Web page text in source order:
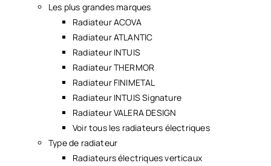
Les plus grandes marques
Radiateur ACOVA
Radiateur ATLANTIC
Radiateur INTUIS
Radiateur THERMOR
Radiateur FINIMETAL
Radiateur INTUIS Signature
Radiateur VALERA DESIGN
Voir tous les radiateurs électriques
Type de radiateur
Radiateurs électriques verticaux